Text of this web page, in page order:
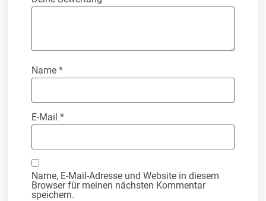
Name*
E-Mail*
Name, E-Mail-Adresse und Website in diesem
Browser für meinen nächsten Kommentar
speichern.